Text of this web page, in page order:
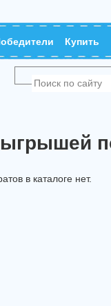
Купить
в каталоге нет.